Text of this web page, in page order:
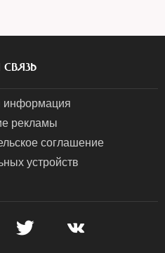
информация
рекламы
соглашение
устройств